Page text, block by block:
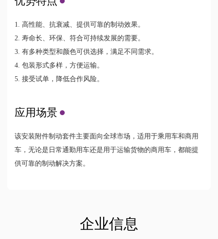
1. 高性能、抗衰减、提供可靠的制动效果。
2. 寿命长、环保、符合可持续发展的需要。
3. 有多种类型和颜色可供选择，满足不同需求。
4. 包装形式多样，方便运输。
5. 接受试单，降低合作风险。
应用场景
该安装附件制动套件主要面向全球市场，适用于乘用车和商用
车，无论是日常通勤用车还是用于运输货物的商用车，都能提
供可靠的制动解决方案。
企业信息